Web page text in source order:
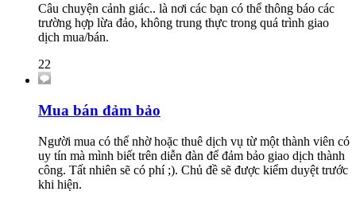
Câu chuyện cảnh giác.. là nơi các bạn có thể thông báo các
trường hợp lừa đảo, không trung thực trong quá trình giao
dịch mua/bán.
22
Mua bán đảm bảo
Người mua có thể nhờ hoặc thuê dịch vụ từ một thành viên có
uy tín mà mình biết trên diễn đàn để đảm bảo giao dịch thành
công. Tất nhiên sẽ có phí ;). Chủ đề sẽ được kiểm duyệt trước
khi hiện.